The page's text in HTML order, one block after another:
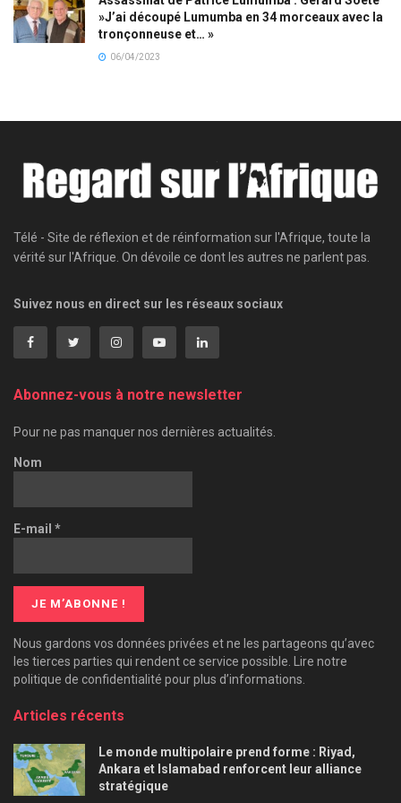
»J’ai découpé Lumumba en 34 morceaux avec la
tronçonneuse et… »
06/04/2023
Télé - Site de réflexion et de réinformation sur l'Afrique, toute la
vérité sur l'Afrique. On dévoile ce dont les autres ne parlent pas.
Suivez nous en direct sur les réseaux sociaux
Abonnez-vous à notre newsletter
Pour ne pas manquer nos dernières actualités.
Nom
E-mail *
Nous gardons vos données privées et ne les partageons qu’avec
les tierces parties qui rendent ce service possible. Lire notre
politique de confidentialité pour plus d’informations.
Articles récents
Le monde multipolaire prend forme : Riyad,
Ankara et Islamabad renforcent leur alliance
stratégique